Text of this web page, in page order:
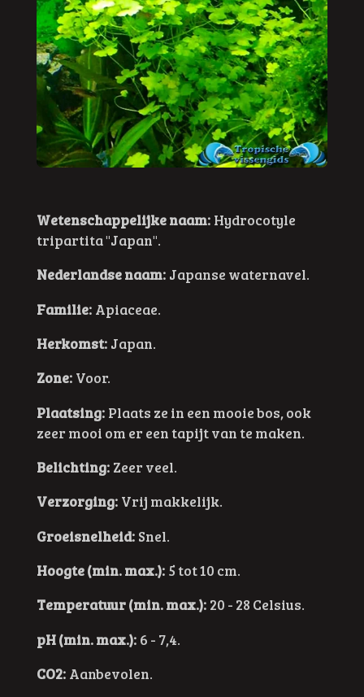
Wetenschappelijke naam: Hydrocotyle
tripartita "Japan".
Nederlandse naam:Japanse waternavel.
Familie: Apiaceae.
Herkomst:Japan.
Zone:Voor.
Plaatsing: Plaats ze in een mooie bos, ook
zeer mooi om er een tapijt van te maken.
Belichting:Zeer veel.
Verzorging:Vrij makkelijk.
Groeisnelheid: Snel.
Hoogte (min. max.):5 tot 10 cm.
Temperatuur (min. max.):20 - 28 Celsius.
pH (min. max.): 6 - 7,4.
CO2:Aanbevolen.